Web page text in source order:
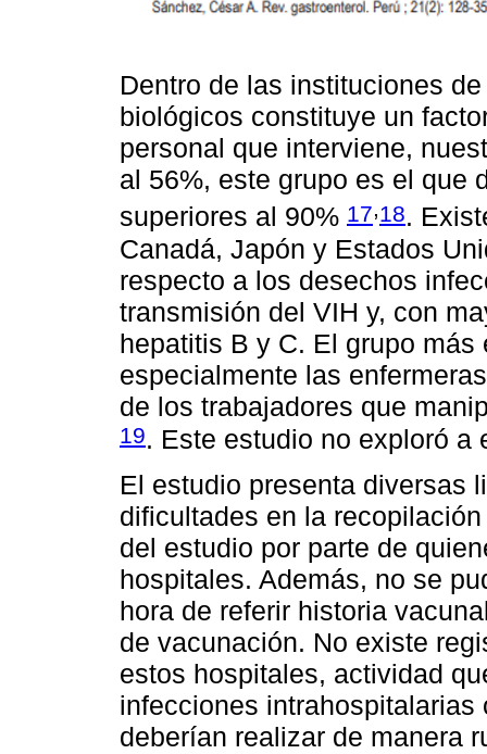
Dentro de las instituciones
biológicos constituye un
personal que interviene,
al 56%, este grupo es el que
superiores al 90% 17,18.
Canadá, Japón y Estados
respecto a los desechos
transmisión del VIH y, con
hepatitis B y C. El grupo
especialmente las
de los trabajadores que
19. Este estudio no exploró a
El estudio presenta diversas
dificultades en la
del estudio por parte de
hospitales. Además, no se
hora de referir historia
de vacunación. No existe
estos hospitales, actividad
infecciones
deberían realizar de manera